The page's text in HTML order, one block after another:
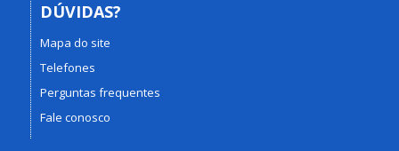
DÚVIDAS?
Mapa do site
Telefones
Perguntas frequentes
Fale conosco